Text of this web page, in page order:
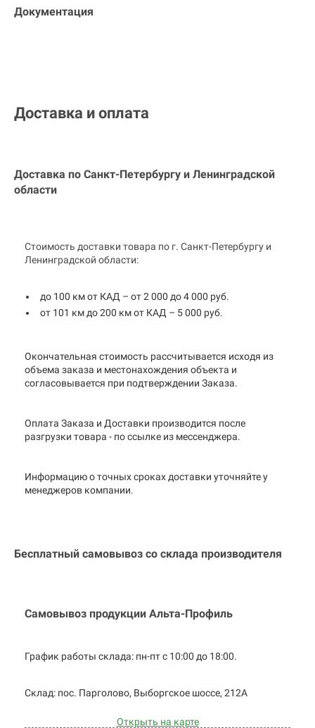
Документация
Доставка и оплата
Доставка по Санкт-Петербургу и Ленинградской
области
Стоимость доставки товара по г. Санкт-Петербургу и
Ленинградской области:
до 100 км от КАД – от 2 000 до 4 000 руб.
от 101 км до 200 км от КАД – 5 000 руб.
Окончательная стоимость рассчитывается исходя из
объема заказа и местонахождения объекта и
согласовывается при подтверждении Заказа.
Оплата Заказа и Доставки производится после
разгрузки товара - по ссылке из мессенджера.
Информацию о точных сроках доставки уточняйте у
менеджеров компании.
Бесплатный самовывоз со склада производителя
Самовывоз продукции Альта-Профиль
График работы склада: пн-пт с 10:00 до 18:00.
Cклад: пос. Парголово, Выборгское шоссе, 212А
Открыть на карте